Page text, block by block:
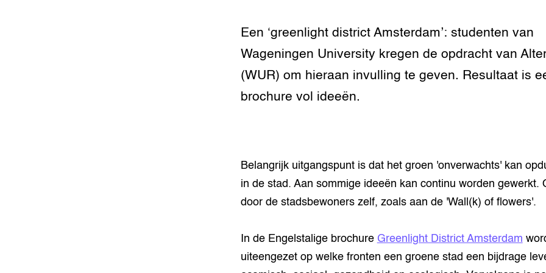
Een ‘greenlight district Amsterdam’: studenten van
Wageningen University kregen de opdracht van
(WUR) om hieraan invulling te geven. Resultaat is
brochure vol ideeën.
Belangrijk uitgangspunt is dat het groen 'onverwachts' kan
in de stad. Aan sommige ideeën kan continu worden gewerkt.
door de stadsbewoners zelf, zoals aan de 'Wall(k) of flowers'.
In de Engelstalige brochure Greenlight District Amsterdam
uiteengezet op welke fronten een groene stad een bijdrage